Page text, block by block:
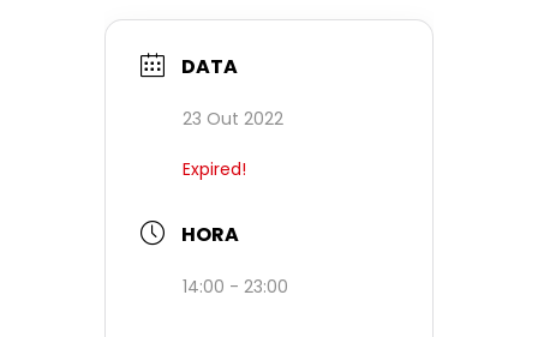
DATA
23 Out 2022
Expired!
HORA
14:00 - 23:00